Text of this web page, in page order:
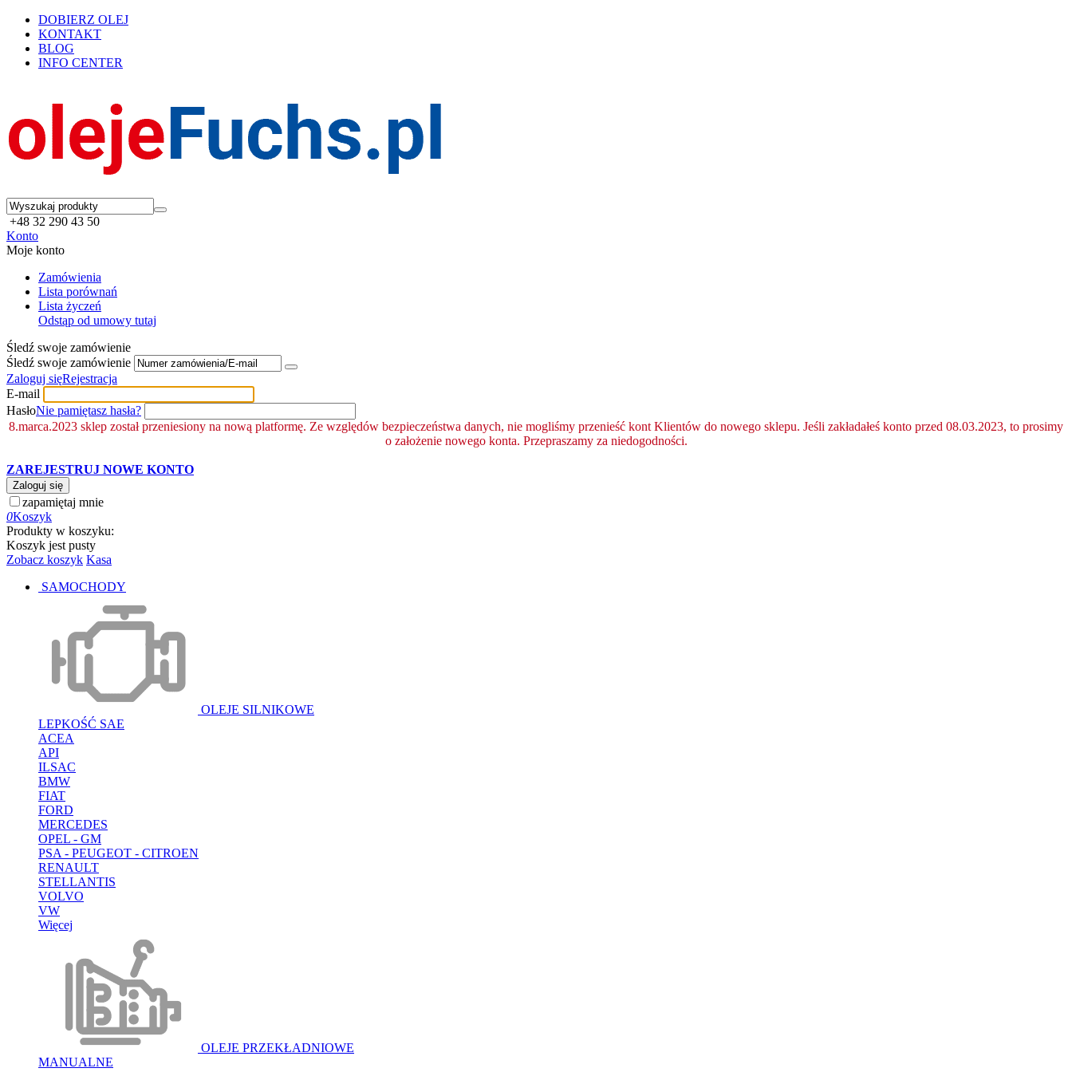
DOBIERZ OLEJ
KONTAKT
BLOG
INFO CENTER
+48 32 290 43 50
Konto
Moje konto
Zamówienia
Lista porównań
Lista życzeń
Odstąp od umowy tutaj
Śledź swoje zamówienie
Śledź swoje zamówienie
Zaloguj sięRejestracja
E-mail
HasłoNie pamiętasz hasła?
8.marca.2023 sklep został przeniesiony na nową platformę. Ze względów bezpieczeństwa danych, nie mogliśmy przenieść kont Klientów do nowego sklepu. Jeśli zakładałeś konto przed 08.03.2023, to prosimy
o założenie nowego konta. Przepraszamy za niedogodności.
ZAREJESTRUJ NOWE KONTO
Zaloguj się
zapamiętaj mnie
0Koszyk
Produkty w koszyku:
Koszyk jest pusty
Zobacz koszyk Kasa
SAMOCHODY
OLEJE SILNIKOWE
LEPKOŚĆ SAE
ACEA
API
ILSAC
BMW
FIAT
FORD
MERCEDES
OPEL - GM
PSA - PEUGEOT - CITROEN
RENAULT
STELLANTIS
VOLVO
VW
Więcej
OLEJE PRZEKŁADNIOWE
MANUALNE